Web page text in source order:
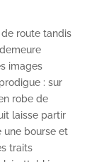
route tandis
images
: sur
robe de
laisse partir
une bourse et
traits